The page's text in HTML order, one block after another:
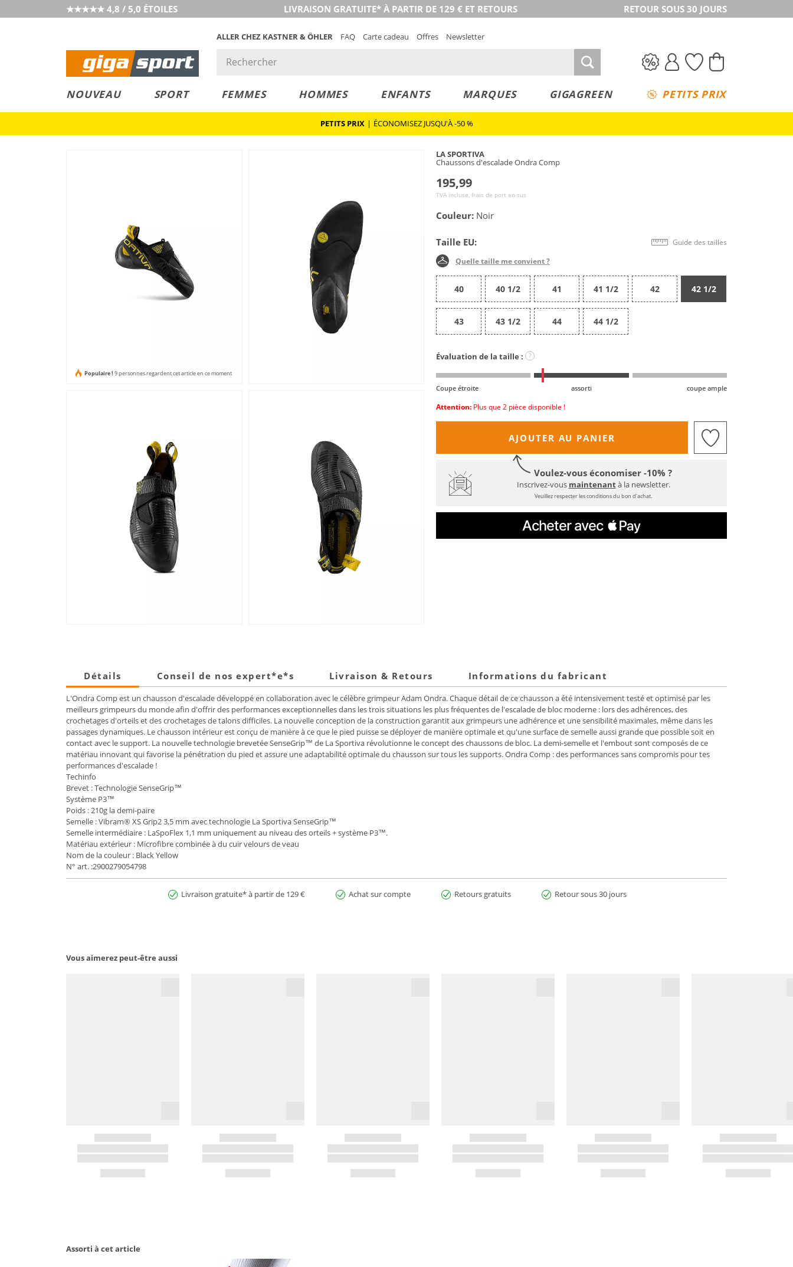
★★★★★ 4,8 / 5,0 ÉTOILES LIVRAISON GRATUITE* À PARTIR DE 129 € ET RETOURS RETOUR SOUS 30 JOURS
ALLER CHEZ KASTNER & ÖHLER FAQ Carte cadeau Offres Newsletter
NOUVEAU SPORT FEMMES HOMMES ENFANTS MARQUES GIGAGREEN PETITS PRIX
PETITS PRIX | ÉCONOMISEZ JUSQU'À -50 %
Populaire ! 9 personnes regardent cet article en ce moment
LA SPORTIVA
Chaussons d'escalade Ondra Comp
195,99
TVA incluse, frais de port en sus
Couleur: Noir
Taille EU: Guide des tailles
Quelle taille me convient ?
40 40 1/2 41 41 1/2 42 42 1/2
43 43 1/2 44 44 1/2
Évaluation de la taille : ?
Coupe étroite assorti coupe ample
Attention: Plus que 2 pièce disponible !
AJOUTER AU PANIER
Voulez-vous économiser -10% ?
Inscrivez-vous maintenantà la newsletter.
Veuillez respecter les conditions du bon d'achat.
Détails Conseil de nos expert*e*s Livraison & Retours Informations du fabricant
L'Ondra Comp est un chausson d'escalade développé en collaboration avec le célèbre grimpeur Adam Ondra. Chaque détail de ce chausson a été intensivement testé et optimisé par les
meilleurs grimpeurs du monde afin d'offrir des performances exceptionnelles dans les trois situations les plus fréquentes de l'escalade de bloc moderne : lors des adhérences, des
crochetages d'orteils et des crochetages de talons difficiles. La nouvelle conception de la construction garantit aux grimpeurs une adhérence et une sensibilité maximales, même dans les
passages dynamiques. Le chausson intérieur est conçu de manière à ce que le pied puisse se déployer de manière optimale et qu'une surface de semelle aussi grande que possible soit en
contact avec le support. La nouvelle technologie brevetée SenseGrip™ de La Sportiva révolutionne le concept des chaussons de bloc. La demi-semelle et l'embout sont composés de ce
matériau innovant qui favorise la pénétration du pied et assure une adaptabilité optimale du chausson sur tous les supports. Ondra Comp : des performances sans compromis pour tes
performances d'escalade !
Techinfo
Brevet : Technologie SenseGrip™
Système P3™
Poids : 210g la demi-paire
Semelle : Vibram® XS Grip2 3,5 mm avec technologie La Sportiva SenseGrip™
Semelle intermédiaire : LaSpoFlex 1,1 mm uniquement au niveau des orteils + système P3™.
Matériau extérieur : Microfibre combinée à du cuir velours de veau
Nom de la couleur : Black Yellow
N° art. :2900279054798
Livraison gratuite* à partir de 129 € Achat sur compte Retours gratuits Retour sous 30 jours
Vous aimerez peut-être aussi
Assorti à cet article